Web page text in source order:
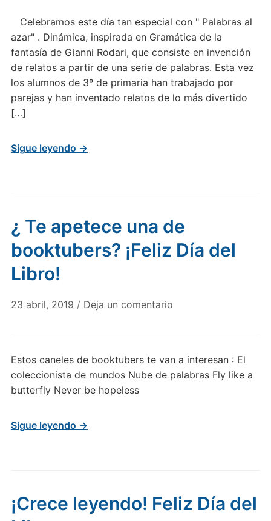
Celebramos este día tan especial con " Palabras al
azar" . Dinámica, inspirada en Gramática de la
fantasía de Gianni Rodari, que consiste en invención
de relatos a partir de una serie de palabras. Esta vez
los alumnos de 3º de primaria han trabajado por
parejas y han inventado relatos de lo más divertido
[…]
Sigue leyendo →
¿ Te apetece una de
booktubers? ¡Feliz Día del
Libro!
23 abril, 2019 / Deja un comentario
Estos caneles de booktubers te van a interesan : El
coleccionista de mundos Nube de palabras Fly like a
butterfly Never be hopeless
Sigue leyendo →
¡Crece leyendo! Feliz Día del